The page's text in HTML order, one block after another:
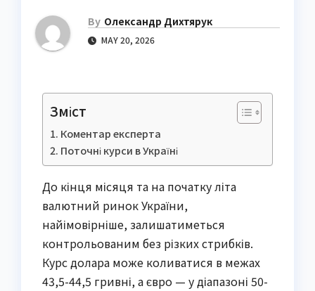
By Олександр Дихтярук
MAY 20, 2026
Зміст
Коментар експерта
Поточні курси в Україні
До кінця місяця та на початку літа
валютний ринок України,
найімовірніше, залишатиметься
контрольованим без різких стрибків.
Курс долара може коливатися в межах
43,5-44,5 гривні, а євро — у діапазоні 50-